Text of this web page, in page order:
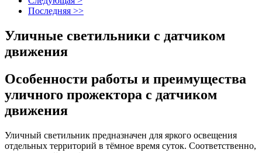
Последняя >>
Уличные светильники с датчиком
движения
Особенности работы и преимущества
уличного прожектора с датчиком
движения
Уличный светильник предназначен для яркого освещения
отдельных территорий в тёмное время суток. Соответственно,